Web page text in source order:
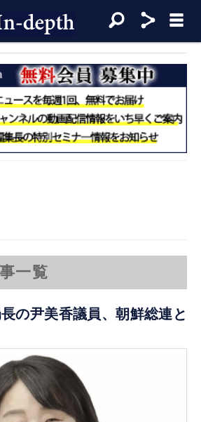
一覧
の尹美香議員、朝鮮総連と